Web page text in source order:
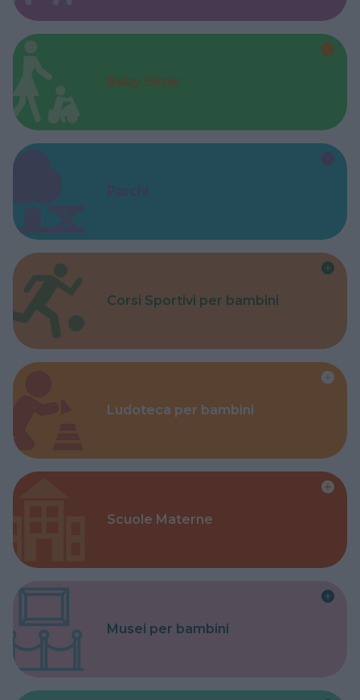
Baby Sitter
Parchi
Corsi Sportivi per bambini
Ludoteca per bambini
Scuole Materne
Musei per bambini